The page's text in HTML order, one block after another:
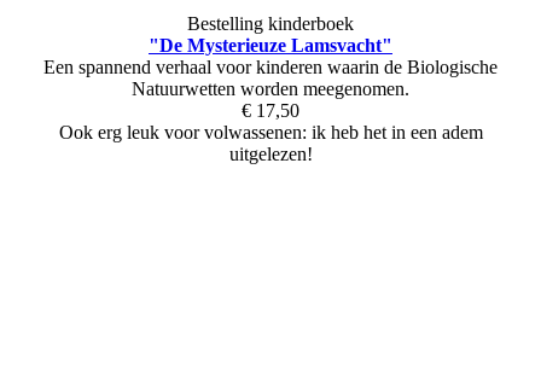
Bestelling kinderboek
"De Mysterieuze Lamsvacht"
Een spannend verhaal voor kinderen waarin de Biologische
Natuurwetten worden meegenomen.
€ 17,50
Ook erg leuk voor volwassenen: ik heb het in een adem
uitgelezen!